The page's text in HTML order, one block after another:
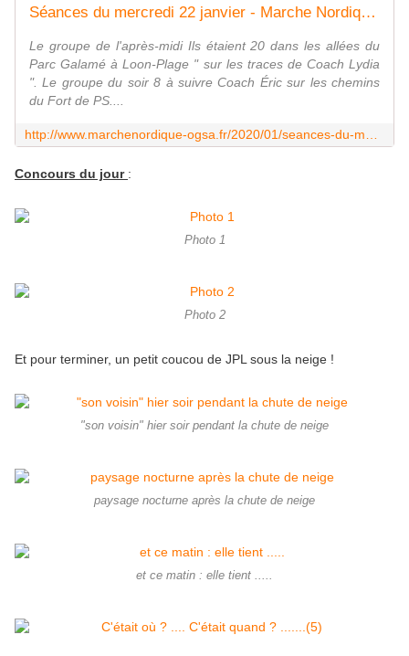
Séances du mercredi 22 janvier - Marche Nordique O.G.S. Athlétisme
Le groupe de l'après-midi Ils étaient 20 dans les allées du
Parc Galamé à Loon-Plage " sur les traces de Coach Lydia
". Le groupe du soir 8 à suivre Coach Éric sur les chemins
du Fort de PS....
Concours du jour :
Photo 1
Photo 2
Et pour terminer, un petit coucou de JPL sous la neige !
"son voisin" hier soir pendant la chute de neige
paysage nocturne après la chute de neige
et ce matin : elle tient .....